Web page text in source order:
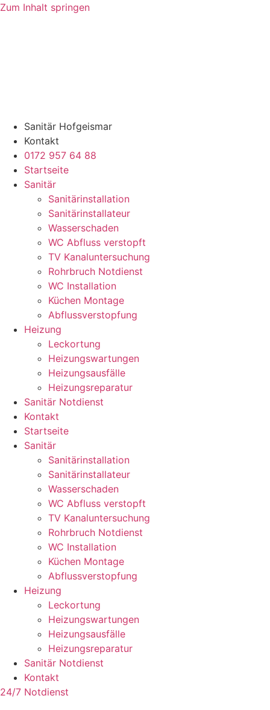
Zum Inhalt springen
Sanitär Hofgeismar
Kontakt
0172 957 64 88
Startseite
Sanitär
Sanitärinstallation
Sanitärinstallateur
Wasserschaden
WC Abfluss verstopft
TV Kanaluntersuchung
Rohrbruch Notdienst
WC Installation
Küchen Montage
Abflussverstopfung
Heizung
Leckortung
Heizungswartungen
Heizungsausfälle
Heizungsreparatur
Sanitär Notdienst
Kontakt
Startseite
Sanitär
Sanitärinstallation
Sanitärinstallateur
Wasserschaden
WC Abfluss verstopft
TV Kanaluntersuchung
Rohrbruch Notdienst
WC Installation
Küchen Montage
Abflussverstopfung
Heizung
Leckortung
Heizungswartungen
Heizungsausfälle
Heizungsreparatur
Sanitär Notdienst
Kontakt
24/7 Notdienst